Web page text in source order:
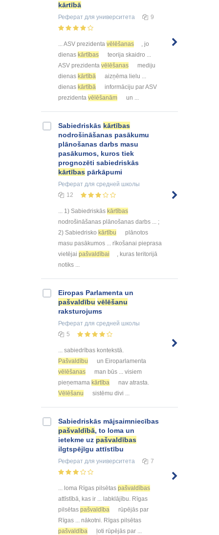
kārtībā
Реферат для университета 9
... ASV prezidenta vēlēšanas
, jo
dienas kārtības
teorija skaidro ...
ASV prezidenta vēlēšanas
mediju
dienas kārtībā
aizņēma lielu ...
dienas kārtībā
informāciju par ASV
prezidenta vēlēšanām un ...
Sabiedriskās kārtības
nodrošināšanas pasākumu
plānošanas darbs masu
pasākumos, kuros tiek
prognozēti sabiedriskās
kārtības pārkāpumi
Реферат для средней школы
12
... 1) Sabiedriskās kārtības
nodrošināšanas plānošanas darbs ... ;
2) Sabiedrisko kārtību
plānotos
masu pasākumos ... rīkošanai pieprasa
vietējai pašvaldībai
, kuras teritorijā
notiks ...
Eiropas Parlamenta un
pašvaldību vēlēšanu
raksturojums
Реферат для средней школы
5
... sabiedrības kontekstā.
Pašvaldību
un Eiroparlamenta
vēlēšanas
man būs ... visiem
pieņemama kārtība
nav atrasta.
Vēlēšanu
sistēmu divi ...
Sabiedriskās mājsaimniecības
pašvaldībā, to loma un
ietekme uz pašvaldības
ilgtspējīgu attīstību
Реферат для университета 7
... loma Rīgas pilsētas pašvaldības
attīstībā, kas ir ... labklājību. Rīgas
pilsētas pašvaldība
rūpējās par
Rīgas ... nākotni. Rīgas pilsētas
pašvaldība
ļoti rūpējās par ...